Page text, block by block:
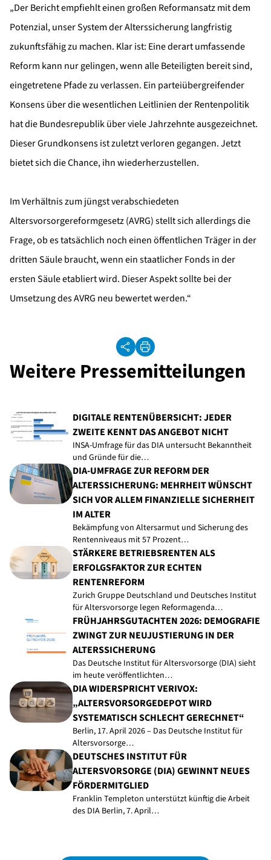
„Der Bericht empfiehlt einen großen Reformansatz mit dem
Potenzial, unser System der Alterssicherung langfristig
zukunftsfähig zu machen. Klar ist: Eine derart umfassende
Reform kann nur gelingen, wenn alle Beteiligten bereit sind,
eingetretene Pfade zu verlassen. Ein parteiübergreifender
Konsens über die wesentlichen Leitlinien der Rentenpolitik
hat die Bundesrepublik über viele Jahrzehnte ausgezeichnet.
Dieser Grundkonsens ist zuletzt verloren gegangen. Jetzt
bietet sich die Chance, ihn wiederherzustellen.
Im Verhältnis zum jüngst verabschiedeten
Altersvorsorgereformgesetz (AVRG) stellt sich allerdings die
Frage, ob es tatsächlich noch einen öffentlichen Träger in der
dritten Säule braucht, wenn ein staatlicher Fonds in der
ersten Säule etabliert wird. Dieser Aspekt sollte bei der
Umsetzung des AVRG neu bewertet werden.“
Weitere Pressemitteilungen
DIGITALE RENTENÜBERSICHT: JEDER
ZWEITE KENNT DAS ANGEBOT NICHT
INSA-Umfrage für das DIA untersucht Bekanntheit
und Gründe für die…
DIA-UMFRAGE ZUR REFORM DER
ALTERSSICHERUNG: MEHRHEIT WÜNSCHT
SICH VOR ALLEM FINANZIELLE SICHERHEIT
IM ALTER
Bekämpfung von Altersarmut und Sicherung des
Rentenniveaus mit 57 Prozent…
STÄRKERE BETRIEBSRENTEN ALS
ERFOLGSFAKTOR ZUR ECHTEN
RENTENREFORM
Zurich Gruppe Deutschland und Deutsches Institut
für Altersvorsorge legen Reformagenda…
FRÜHJAHRSGUTACHTEN 2026: DEMOGRAFIE
ZWINGT ZUR NEUJUSTIERUNG IN DER
ALTERSSICHERUNG
Das Deutsche Institut für Altersvorsorge (DIA) sieht
im heute veröffentlichten…
DIA WIDERSPRICHT VERIVOX:
„ALTERSVORSORGEDEPOT WIRD
SYSTEMATISCH SCHLECHT GERECHNET“
Berlin, 17. April 2026 – Das Deutsche Institut für
Altersvorsorge…
DEUTSCHES INSTITUT FÜR
ALTERSVORSORGE (DIA) GEWINNT NEUES
FÖRDERMITGLIED
Franklin Templeton unterstützt künftig die Arbeit
des DIA Berlin, 7. April…